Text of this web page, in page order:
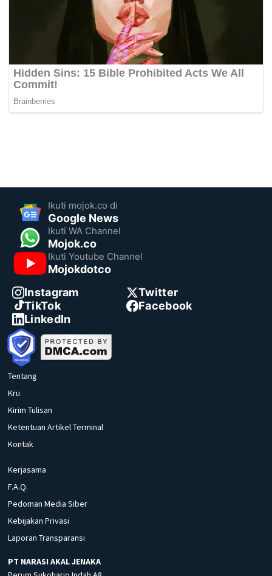
Ikuti mojok.co di
Google News
Ikuti WA Channel
Mojok.co
Ikuti Youtube Channel
Mojokdotco
Instagram
Twitter
TikTok
Facebook
LinkedIn
Tentang
Kru
Kirim Tulisan
Ketentuan Artikel Terminal
Kontak
Kerjasama
F.A.Q.
Pedoman Media Siber
Kebijakan Privasi
Laporan Transparansi
PT NARASI AKAL JENAKA